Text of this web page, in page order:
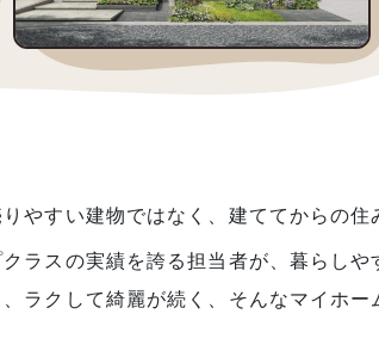
やすい建物ではなく、建ててからの住
ラスの実績を誇る担当者が、暮らし
ラクして綺麗が続く、そんなマイホー